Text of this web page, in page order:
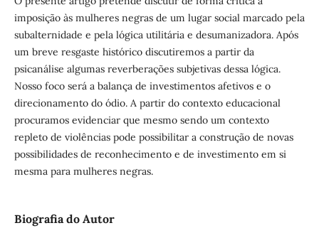
imposição às mulheres negras de um lugar social marcado pela
subalternidade e pela lógica utilitária e desumanizadora. Após
um breve resgaste histórico discutiremos a partir da
psicanálise algumas reverberações subjetivas dessa lógica.
Nosso foco será a balança de investimentos afetivos e o
direcionamento do ódio. A partir do contexto educacional
procuramos evidenciar que mesmo sendo um contexto
repleto de violências pode possibilitar a construção de novas
possibilidades de reconhecimento e de investimento em si
mesma para mulheres negras.
Biografia do Autor